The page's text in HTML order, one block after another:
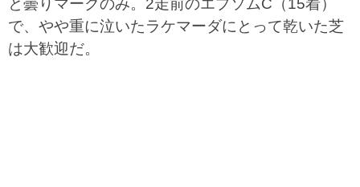
と曇りマークのみ。2走前のエプソムC（15着）
で、やや重に泣いたラケマーダにとって乾いた芝
は大歓迎だ。